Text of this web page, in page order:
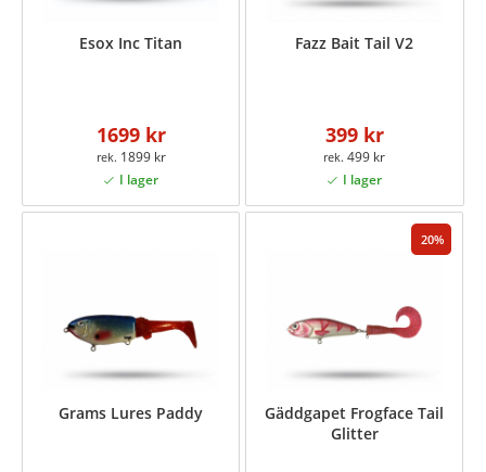
Esox Inc Titan
1699 kr
1899 kr
Fazz Bait Tail V2
399 kr
499 kr
Grams Lures Paddy
20
Gäddgapet Frogface Tail
Glitter